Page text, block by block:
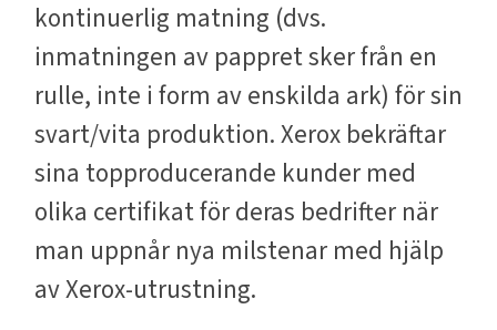
kontinuerlig matning (dvs.
inmatningen av pappret sker från en
rulle, inte i form av enskilda ark) för sin
svart/vita produktion. Xerox bekräftar
sina topproducerande kunder med
olika certifikat för deras bedrifter när
man uppnår nya milstenar med hjälp
av Xerox-utrustning.